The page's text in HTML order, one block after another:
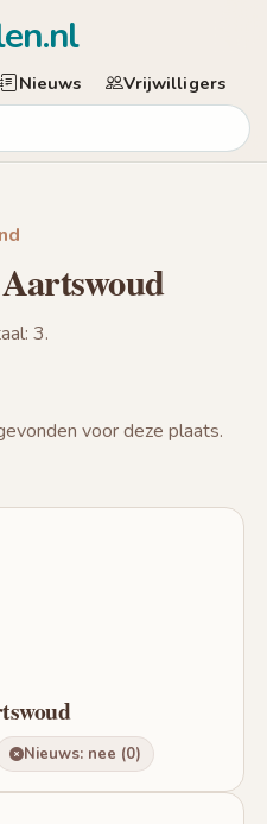
Nieuws Vrijwilligers
3.
voor deze plaats.
Nieuws: nee (0)